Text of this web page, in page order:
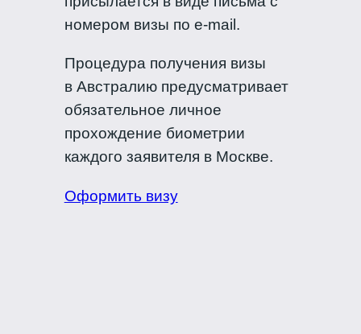
номером визы по e-mail.
Процедура получения визы
в Австралию предусматривает
обязательное личное
прохождение биометрии
каждого заявителя в Москве.
Оформить визу